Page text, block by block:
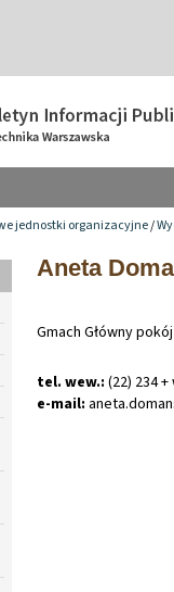
jednostki organizacyjne/
Aneta
Gmach Główny
tel. wew.: (22) 234
e-mail: aneta.